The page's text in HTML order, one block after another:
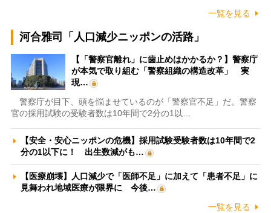
一覧を見る
河合雅司「人口減少ニッポンの活路」
【「警察官離れ」に歯止めはかかるか？】警察庁
が本気で取り組む「警察組織の構造改革」 実
現…
警察庁が目下、頭を悩ませているのが「警察官不足」だ。警察
官の採用試験の受験者数は10年間で2分の1以…
【安全・安心ニッポンの危機】採用試験受験者数は10年間で2
分の1以下に！ 出生数減がも…
【医療崩壊】人口減少で「医師不足」に加えて「患者不足」に
見舞われ地域医療が限界に 今後…
一覧を見る